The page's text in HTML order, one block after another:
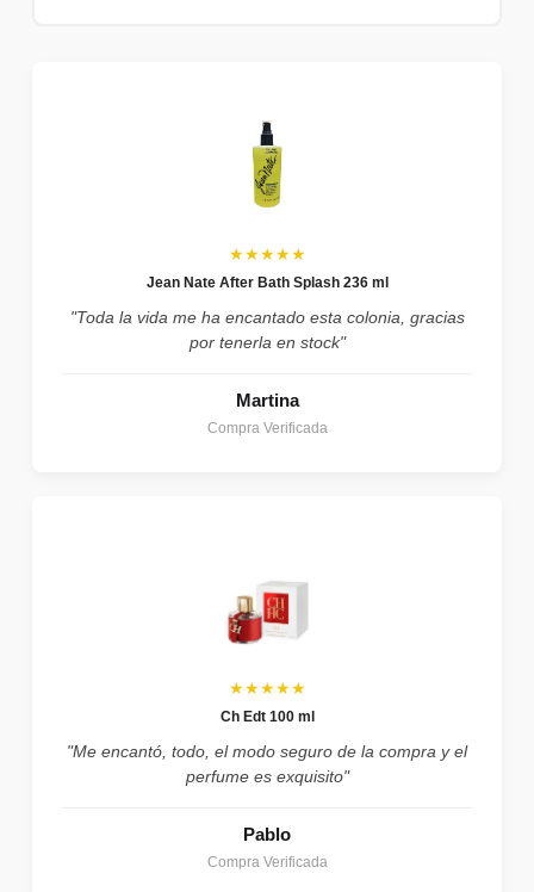
★★★★★
Jean Nate After Bath Splash 236 ml
"Toda la vida me ha encantado esta colonia, gracias
por tenerla en stock"
Martina
Compra Verificada
★★★★★
Ch Edt 100 ml
"Me encantó, todo, el modo seguro de la compra y el
perfume es exquisito"
Pablo
Compra Verificada